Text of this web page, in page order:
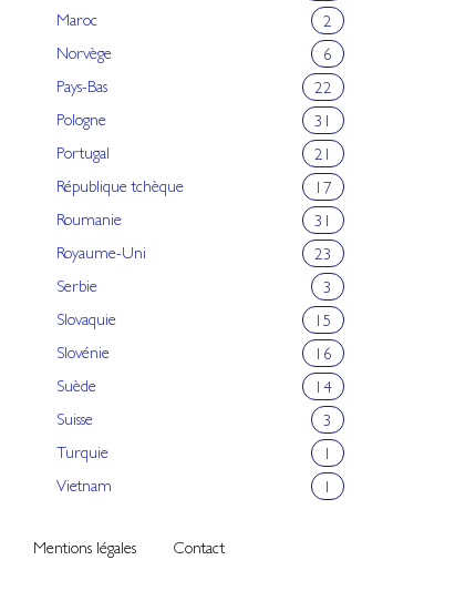
Maroc
2
Norvège
6
Pays-Bas
22
Pologne
31
Portugal
21
République tchèque
17
Roumanie
31
Royaume-Uni
23
Serbie
3
Slovaquie
15
Slovénie
16
Suède
14
Suisse
3
Turquie
1
Vietnam
1
Mentions légales Contact